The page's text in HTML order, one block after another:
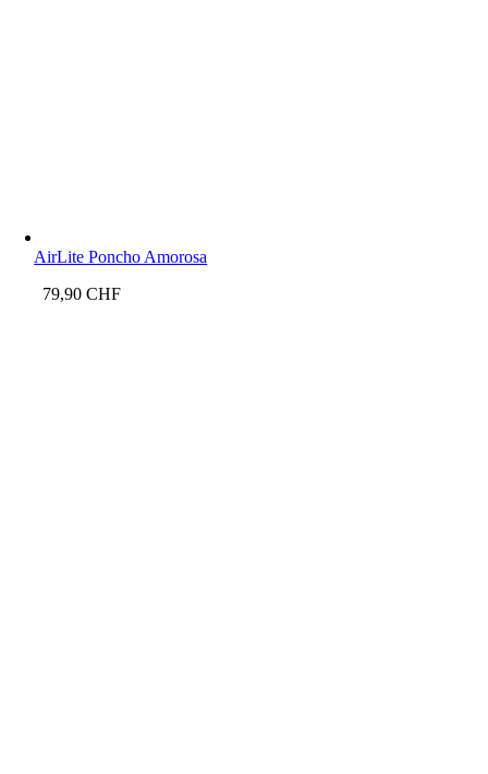
AirLite Poncho Amorosa
79,90CHF